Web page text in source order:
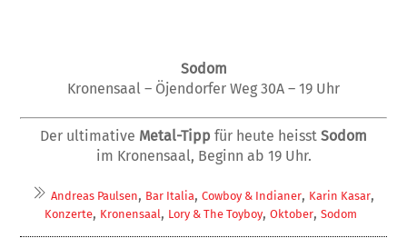
Sodom
Kronensaal – Öjendorfer Weg 30A – 19 Uhr
Der ultimative Metal-Tipp für heute heisst Sodom
im Kronensaal, Beginn ab 19 Uhr.
Andreas Paulsen, Bar Italia, Cowboy & Indianer, Karin Kasar,
Konzerte, Kronensaal, Lory & The Toyboy, Oktober, Sodom